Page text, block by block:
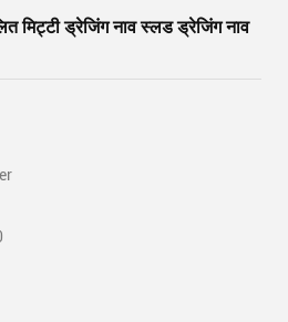
मिट्टी ड्रेजिंग नाव स्लड ड्रेजिंग नाव